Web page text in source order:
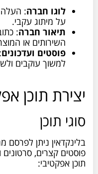
לוגו חברה: העלה
על מיתוג עקבי.
תיאור חברה:
השירותים או
פוסטים ועדכונים
למשוך עוקבים
יצירת תוכן
סוגי תוכן
בלינקדאין ניתן לפרסם
פוסטים קצרים,
תוכן אפקטיבי: